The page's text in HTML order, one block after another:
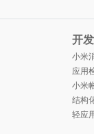
开
小米
应用
小米
结构
轻应